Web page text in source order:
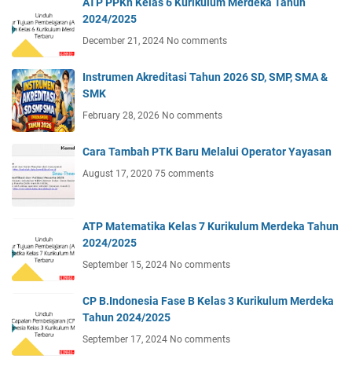
ATP PPKn Kelas 6 Kurikulum Merdeka Tahun
2024/2025
December 21, 2024 No comments
Instrumen Akreditasi Tahun 2026 SD, SMP, SMA &
SMK
February 28, 2026 No comments
Cara Tambah PTK Baru Melalui Operator Yayasan
August 17, 2020 75 comments
ATP Matematika Kelas 7 Kurikulum Merdeka Tahun
2024/2025
September 15, 2024 No comments
CP B.Indonesia Fase B Kelas 3 Kurikulum Merdeka
Tahun 2024/2025
September 17, 2024 No comments